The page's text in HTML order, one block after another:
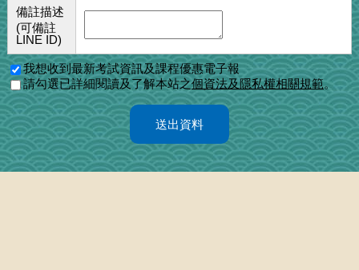
備註描述
(可備註
LINE ID)
我想收到最新考試資訊及課程優惠電子報
請勾選已詳細閱讀及了解本站之個資法及隱私權相關規範。
送出資料